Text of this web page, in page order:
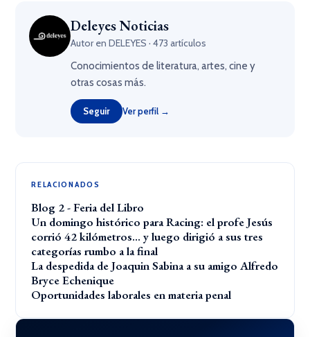
Deleyes Noticias
Autor en DELEYES · 473 artículos
Conocimientos de literatura, artes, cine y
otras cosas más.
Seguir Ver perfil →
RELACIONADOS
Blog 2 - Feria del Libro
Un domingo histórico para Racing: el profe Jesús
corrió 42 kilómetros… y luego dirigió a sus tres
categorías rumbo a la final
La despedida de Joaquin Sabina a su amigo Alfredo
Bryce Echenique
Oportunidades laborales en materia penal